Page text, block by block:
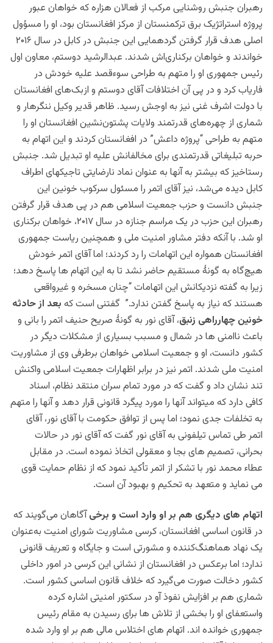
رهبران جنبش روشنایی مرکب از فعالان هزاره که خواهان عبور
پروژه استراتژیک برق ترکمنستان از مرکز افغانستان بود، او را مسؤول
اصلی هدف قرار گرفتن گردهمایی این جنبش در کابل در سال ۲۰۱۶
خواندند و خواهان برکناری‌اش شدند. عبدالرشید دوستم، معاون اول
رئیس جمهوری او را متهم به طراحی سوءقصد علیه خودش در
فاریاب کرد و در پی آن اختلافات آقای دوستم و ازبک‌های افغانستان
با دولت اشرف غنی نیز به اوجش رسید. ظاهر قدیر وکیل ننگرهار و
شماری از چهره‌های قدرتمند ولایات پشتون‌نشین افغانستان او را
متهم به طراحی “پروژه داعش” در افغانستان کردند و این اتهام به
حربه تبلیغاتی قدرتمندی برای مخالفانش علیه او تبدیل شد. جنبش
رستاخیز که بیشتر به آنها به عنوان نماد نارضایتی تاجیکهای اطراف
کابل دیده می‌شد، نیز آقای اتمر را مسئول سرکوب خونین این
جنبش دانست و حزب جمعیت اسلامی هم در پی هدف قرار گرفتن
رهبران این حزب در یک مراسم جنازه در سال ۲۰۱۷، خواهان برکناری
او شد. با آنکه دفتر مشاور امنیت ملی و همچنین ریاست جمهوری
افغانستان همواره این اتهامات را رد کردند؛ اما آقای اتمر خودش
هیچ‌گاه به گونۀ مستقیم حاضر نشد تا به این اتهام ها پاسخ دهد؛
زیرا به گفته نزدیکانش این اتهامات “چنان مسخره و غیرواقعی
هستند که نیاز به پاسخ گفتن ندارد.” گفتنی است که بعد از حادثه
خونين چهارراهى زنبق، آقاى نور به گونۀ صریح حنيف اتمر را بانى و
باعث ناامنى ها در شمال و مسبب بسيارى از مشكلات ديگر در
كشور دانست، او و جمعيت اسلامى خواهان برطرفى وى از مشاوريت
امنيت ملى شدند. اتمر نيز در برابر اظهارات جمعیت اسلامی واکنش
تند نشان داد و گفت كه در مورد تمام سران منتقد نظام، اسناد
كافى دارد كه ميتواند آنها را مورد پيگرد قانونى قرار دهد و آنها را متهم
به تخلفات جدى نمود؛ اما پس از توافق حکومت با آقای نور، آقای
اتمر طى تماس تيلفونى به آقای نور گفت كه آقاى نور در حالات
بحرانى، تصميم هاى بجا و معقولى اتخاذ نموده است. در مقابل
عطاء محمد نور با تشكر از اتمر تأكيد نمود كه از نظام حمايت قوى
مى نمايد و متعهد به تحكيم و بهبود آن است.
اتهام های دیگری هم بر او وارد است و برخیآگاهان می‌گویند که
در قانون اساسی افغانستان، کرسی مشاوریت شورای امنیت به‌عنوان
یک نهاد هماهنگ‌کننده و مشورتی است و جایگاه و تعریف قانونی
ندارد؛ اما برعکس در افغانستان از نشانی این کرسی در امور داخلی
کشور دخالت صورت می‌گیرد که خلاف قانون اساسی کشور است.
شماری هم بر افزایش نفوذ آو در سکتور امنیتی اشاره کرده
واستعفای او را بخشی از تلاش ها برای رسیدن به مقام رئیس
جمهوری خوانده اند. اتهام های اختلاس مالی هم بر او وارد شده